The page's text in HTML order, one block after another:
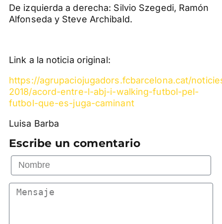
De izquierda a derecha: Silvio Szegedi, Ramón
Alfonseda y Steve Archibald.
Link a la noticia original:
https://agrupaciojugadors.fcbarcelona.cat/
2018/acord-entre-l-abj-i-walking-futbol-pel-
futbol-que-es-juga-caminant
Luisa Barba
Escribe un comentario